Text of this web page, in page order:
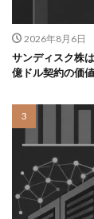
2026年8月6日
サンディスク株
億ドル契約の価値